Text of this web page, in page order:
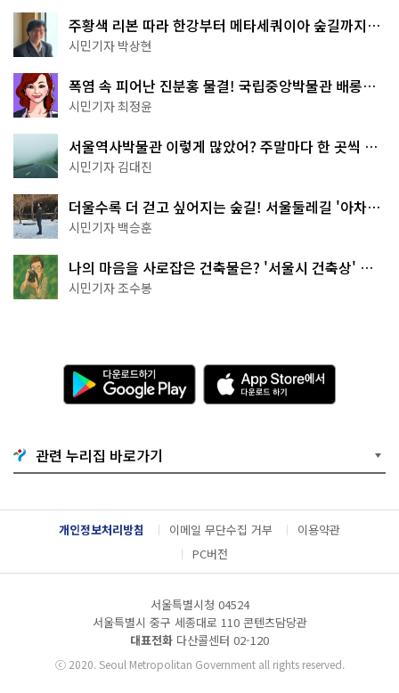
주황색 리본 따라 한강부터 메타세쿼이아 숲길까지…
서울둘레길 15코스
시민기자 박상현
폭염 속 피어난 진분홍 물결! 국립중앙박물관 배롱나
무 명소
시민기자 최정윤
서울역사박물관 이렇게 많았어? 주말마다 한 곳씩 떠
나는 역사 산책
시민기자 김대진
더울수록 더 걷고 싶어지는 숲길! 서울둘레길 '아차산
코스'
시민기자 백승훈
나의 마음을 사로잡은 건축물은? '서울시 건축상' 수
상작 공개!
시민기자 조수봉
다
운
로
기
G
o
g
l
e
l
A
p
p
e
서
다
운
드
관련 누리집 바로가기
개인정보처리방침 이메일 무단수집 거부
이용약관
PC버전
서울특별시청 04524
서울특별시 중구 세종대로 110 콘텐츠담당관
대표전화 다산콜센터 02-120
ⓒ2020. Seoul Metropolitan Government all rights reserved.